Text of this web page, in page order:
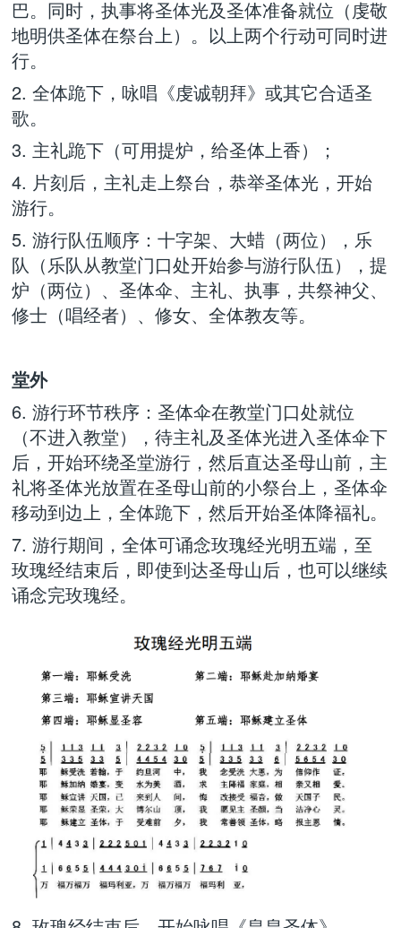
巴。同时，执事将圣体光及圣体准备就位（虔敬
地明供圣体在祭台上）。以上两个行动可同时进
行。
2. 全体跪下，咏唱《虔诚朝拜》或其它合适圣
歌。
3. 主礼跪下（可用提炉，给圣体上香）；
4. 片刻后，主礼走上祭台，恭举圣体光，开始
游行。
5. 游行队伍顺序：十字架、大蜡（两位），乐
队（乐队从教堂门口处开始参与游行队伍），提
炉（两位）、圣体伞、主礼、执事，共祭神父、
修士（唱经者）、修女、全体教友等。
堂外
6. 游行环节秩序：圣体伞在教堂门口处就位
（不进入教堂），待主礼及圣体光进入圣体伞下
后，开始环绕圣堂游行，然后直达圣母山前，主
礼将圣体光放置在圣母山前的小祭台上，圣体伞
移动到边上，全体跪下，然后开始圣体降福礼。
7. 游行期间，全体可诵念玫瑰经光明五端，至
玫瑰经结束后，即使到达圣母山后，也可以继续
诵念完玫瑰经。